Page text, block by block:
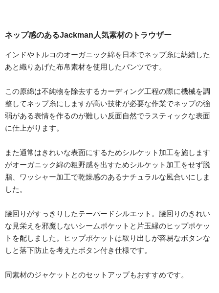
ネップ感のあるJackman人気素材のトラウザー
インドやトルコのオーガニック綿を日本でネップ糸に紡績した
あと織りあげた布帛素材を使用したパンツです。
この原綿は不純物を除去するカーディング工程の際に機械を調
整してネップ糸にしますが高い技術が必要な作業でネップの強
弱がある表情を作るのが難しい反面自然でラスティックな表面
に仕上がります。
また通常はきれいな表面にするためシルケット加工を施します
がオーガニック綿の粗野感を出すためシルケット加工をせず脱
脂、ワッシャー加工で乾燥感のあるナチュラルな風合いにしま
した。
腰回りがすっきりしたテーパードシルエット。腰回りのきれい
な見栄えを邪魔しないシームポケットと片玉縁のヒップポケッ
トを配しました。ヒップポケットは取り出しが容易なボタンな
しと落下防止を考えたボタン付き仕様です。
同素材のジャケットとのセットアップもおすすめです。